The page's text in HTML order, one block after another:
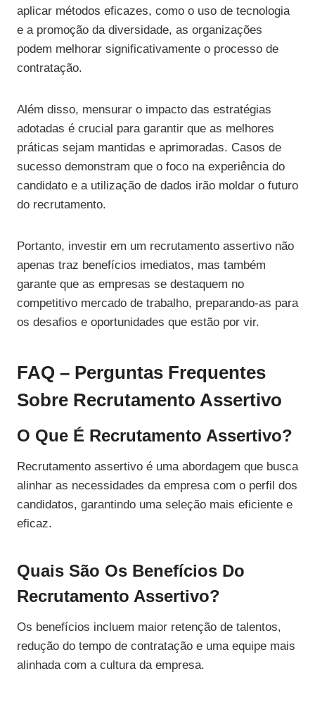
aplicar métodos eficazes, como o uso de tecnologia
e a promoção da diversidade, as organizações
podem melhorar significativamente o processo de
contratação.
Além disso, mensurar o impacto das estratégias
adotadas é crucial para garantir que as melhores
práticas sejam mantidas e aprimoradas. Casos de
sucesso demonstram que o foco na experiência do
candidato e a utilização de dados irão moldar o futuro
do recrutamento.
Portanto, investir em um recrutamento assertivo não
apenas traz benefícios imediatos, mas também
garante que as empresas se destaquem no
competitivo mercado de trabalho, preparando-as para
os desafios e oportunidades que estão por vir.
FAQ – Perguntas Frequentes
Sobre Recrutamento Assertivo
O Que É Recrutamento Assertivo?
Recrutamento assertivo é uma abordagem que busca
alinhar as necessidades da empresa com o perfil dos
candidatos, garantindo uma seleção mais eficiente e
eficaz.
Quais São Os Benefícios Do
Recrutamento Assertivo?
Os benefícios incluem maior retenção de talentos,
redução do tempo de contratação e uma equipe mais
alinhada com a cultura da empresa.